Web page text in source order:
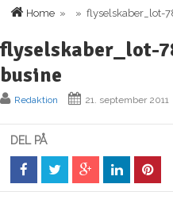
Home » » flyselskaber_lot-
flyselskaber_lot-
busine
Redaktion 21. september 2011
DEL PÅ